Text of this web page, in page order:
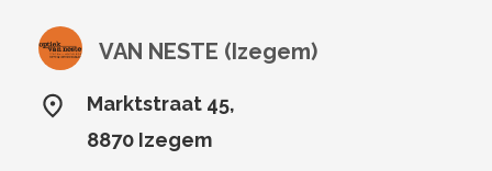
VAN NESTE (Izegem)
Marktstraat 45,
8870 Izegem